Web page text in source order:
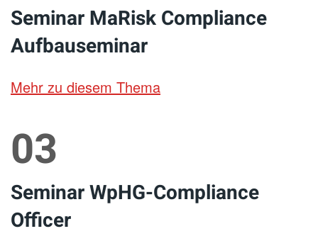
Seminar MaRisk Compliance
Aufbauseminar
Mehr zu diesem Thema
03
Seminar WpHG-Compliance
Officer